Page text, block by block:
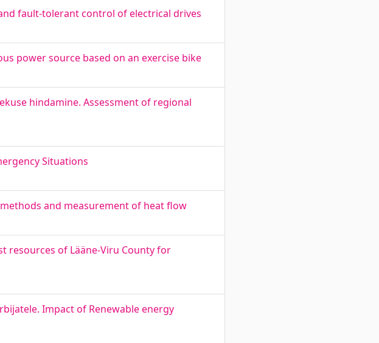
fault-tolerant control of electrical drives
power source based on an exercise bike
hindamine. Assessment of regional
Situations
and measurement of heat flow
resources of Lääne-Viru County for
Impact of Renewable energy